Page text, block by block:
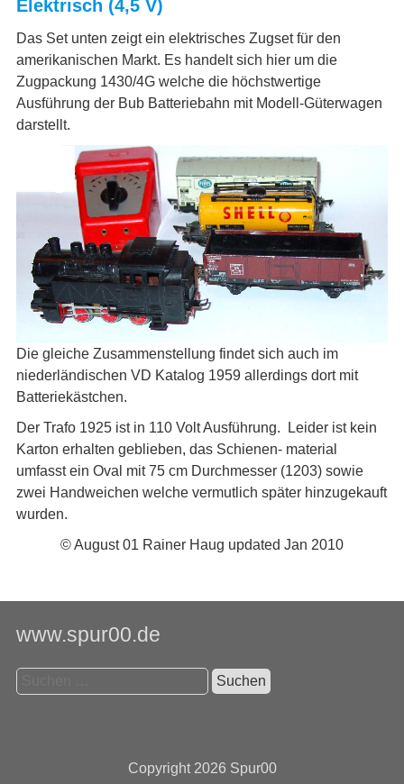
Elektrisch (4,5 V)
Das Set unten zeigt ein elektrisches Zugset für den
amerikanischen Markt. Es handelt sich hier um die
Zugpackung 1430/4G welche die höchstwertige
Ausführung der Bub Batteriebahn mit Modell-Güterwagen
darstellt.
Die gleiche Zusammenstellung findet sich auch im
niederländischen VD Katalog 1959 allerdings dort mit
Batteriekästchen.
Der Trafo 1925 ist in 110 Volt Ausführung. Leider ist kein
Karton erhalten geblieben, das Schienen- material
umfasst ein Oval mit 75 cm Durchmesser (1203) sowie
zwei Handweichen welche vermutlich später hinzugekauft
wurden.
© August 01 Rainer Haug updated Jan 2010
www.spur00.de
nach:
Copyright 2026 Spur00